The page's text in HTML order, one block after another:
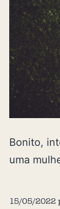
Bonito,
uma
15/05/2022